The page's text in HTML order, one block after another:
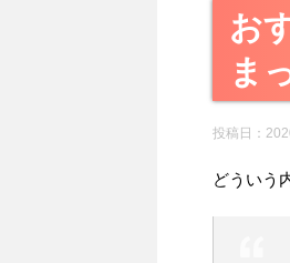
お
ま
投稿日：
どういう